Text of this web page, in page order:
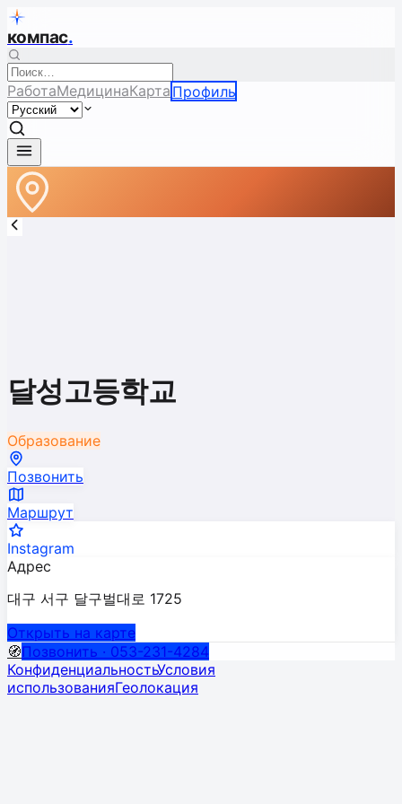
компас.
РаботаМедицинаКарта Профиль
달성고등학교
Образование
Позвонить
Маршрут
Instagram
Адрес
대구 서구 달구벌대로 1725
Открыть на карте
🧭Позвонить · 053-231-4284
КонфиденциальностьУсловия
использованияГеолокация